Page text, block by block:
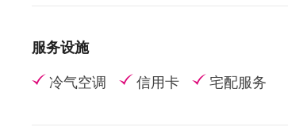
服务设施
冷气空调 信用卡 宅配服务